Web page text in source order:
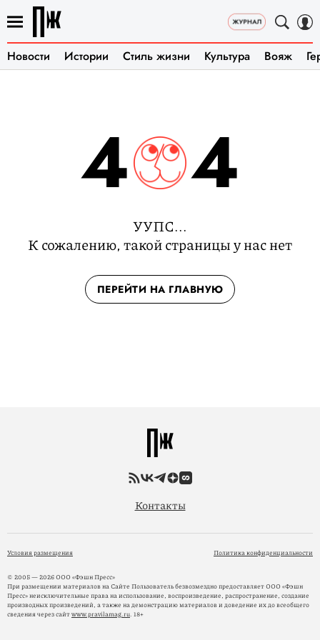
Новости Истории Стиль жизни Культура Вояж
4 4
УУПС...
К сожалению, такой страницы у нас нет
ПЕРЕЙТИ НА ГЛАВНУЮ
Контакты
Условия размещения Политика конфиденциальности
© 2005 — 2026 ООО «Фэшн Пресс»
При размещении материалов на Сайте Пользователь безвозмездно предоставляет ООО «Фэшн
Пресс» неисключительные права на использование, воспроизведение, распространение, создание
производных произведений, а также на демонстрацию материалов и доведение их до всеобщего
сведения через сайтwww.pravilamag.ru. 18+